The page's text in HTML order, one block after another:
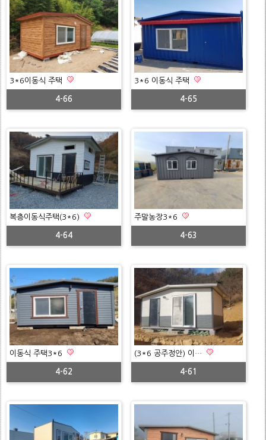
3*6이동식 주택
4-66
3*6 이동식 주택
4-65
복층이동식주택(3*6)
4-64
주말농장3*6
4-63
이동식 주택3*6
4-62
(3*6 공주정안) 이…
4-61